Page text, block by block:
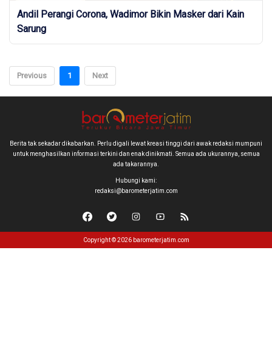
Andil Perangi Corona, Wadimor Bikin Masker dari Kain
Sarung
Previous 1 Next
Berita tak sekadar dikabarkan. Perlu digali lewat kreasi tinggi dari awak redaksi mumpuni
untuk menghasilkan informasi terkini dan enak dinikmati. Semua ada ukurannya, semua
ada takarannya.
Hubungi kami:
redaksi@barometerjatim.com
Copyright © 2026 barometerjatim.com